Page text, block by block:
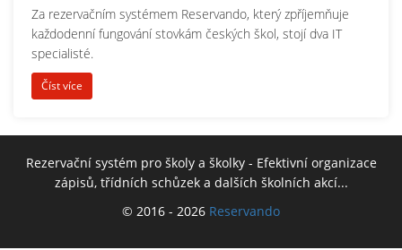
Za rezervačním systémem Reservando, který zpříjemňuje
každodenní fungování stovkám českých škol, stojí dva IT
specialisté.
Číst více
Rezervační systém pro školy a školky - Efektivní organizace
zápisů, třídních schůzek a dalších školních akcí...
© 2016 - 2026 Reservando